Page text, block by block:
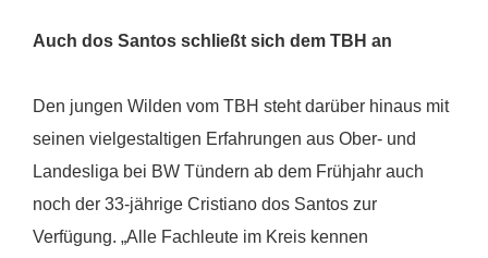
Auch dos Santos schließt sich dem TBH an
Den jungen Wilden vom TBH steht darüber hinaus mit
seinen vielgestaltigen Erfahrungen aus Ober- und
Landesliga bei BW Tündern ab dem Frühjahr auch
noch der 33-jährige Cristiano dos Santos zur
Verfügung. „Alle Fachleute im Kreis kennen